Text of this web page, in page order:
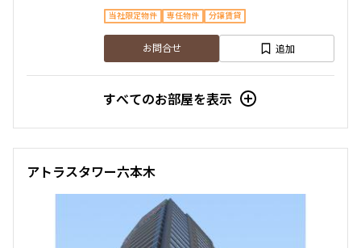
当社限定物件 専任物件 分譲賃貸
お問合せ 追加
すべてのお部屋を表示
アトラスタワー六本木